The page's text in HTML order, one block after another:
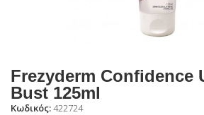
Frezyderm Confidence
Bust 125ml
Κωδικός:422724